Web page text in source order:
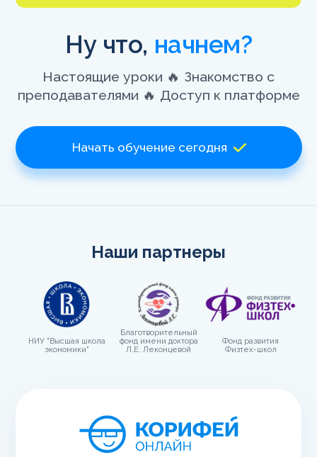
Ну что, начнем?
Настоящие уроки 🔥 Знакомство с
преподавателями 🔥 Доступ к платформе
Начать обучение сегодня
Наши партнеры
НИУ "Высшая школа
экономики"
Благотворительный
фонд имени доктора
Л.Е. Леконцевой
Фонд развития
Физтех-школ